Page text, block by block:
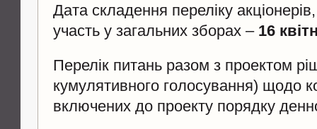
Дата складення переліку
участь у загальних зборах – 16
Перелік питань разом з проектом
кумулятивного голосування) щодо
включених до проекту порядку